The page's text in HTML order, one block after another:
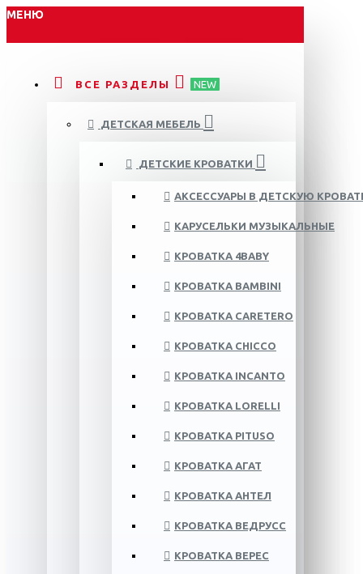
МЕНЮ
ВСЕ РАЗДЕЛЫ NEW
ДЕТСКАЯ МЕБЕЛЬ
ДЕТСКИЕ КРОВАТКИ
АКСЕССУАРЫ В ДЕТСКУЮ
КАРУСЕЛЬКИ МУЗЫКАЛЬНЫЕ
КРОВАТКА 4BABY
КРОВАТКА BAMBINI
КРОВАТКА CARETERO
КРОВАТКА CHICCO
КРОВАТКА INCANTO
КРОВАТКА LORELLI
КРОВАТКА PITUSO
КРОВАТКА АГАТ
КРОВАТКА АНТЕЛ
КРОВАТКА ВЕДРУСС
КРОВАТКА ВЕРЕС